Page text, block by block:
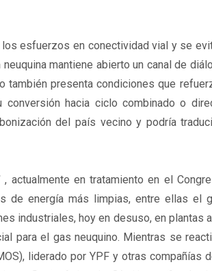
los esfuerzos en conectividad vial y se
mantiene abierto un canal de
presenta condiciones que
hacia ciclo combinado o
del país vecino y podría
actualmente en tratamiento en el
de energía más limpias, entre ellas el
industriales, hoy en desuso, en plantas
para el gas neuquino. Mientras se
liderado por YPF y otras compañías